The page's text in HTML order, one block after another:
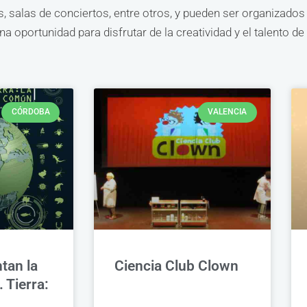
de conciertos, entre otros, y pueden ser
oportunidad para disfrutar de la creatividad y el talento
CÓRDOBA
la
Tierra:
VALENCIA
Ciencia Club Clown